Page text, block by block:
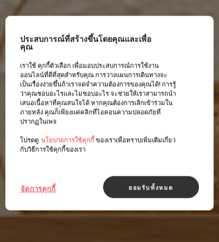
ประสบการณ์ที่สร้างขึ้นโดยคุณและเพื่อ
คุณ
เราใช้ คุกกี้ตัวเลือก เพื่อมอบประสบการณ์การใช้งาน
ออนไลน์ที่ดีที่สุดสำหรับคุณ การวางแผนการเดินทางจะ
เป็นเรื่องง่ายขึ้นถ้าเราจดจำความต้องการของคุณได้! การรู้
ว่าคุณชอบอะไรและไม่ชอบอะไร จะช่วยให้เราสามารถนำ
เสนอเนื้อหาที่คุณสนใจได้ หากคุณต้องการเลิกเข้าร่วมใน
ภายหลัง คุณก็เพียงแค่คลิกที่ไอคอนความปลอดภัยที่
ปรากฏในเพจ
โปรดดู นโยบายการใช้คุกกี้ ของเราเพื่อทราบเพิ่มเติมเกี่ยว
กับวิธีการใช้คุกกี้ของเรา
ยอมรับทั้งหมด
จัดการคุกกี้